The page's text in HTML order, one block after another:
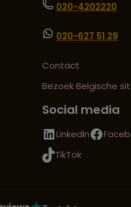
020-4202220
020-627 51 29
Contact
Bezoek Belgische
Social media
LinkedIn
TikTok